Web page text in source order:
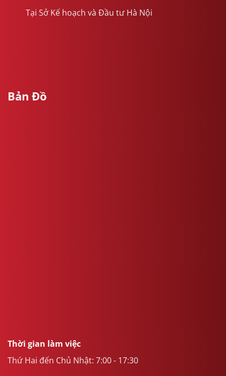
Tại Sở Kế hoạch và Đầu tư Hà Nội
Bản Đồ
Thời gian làm việc
Thứ Hai đến Chủ Nhật: 7:00 - 17:30